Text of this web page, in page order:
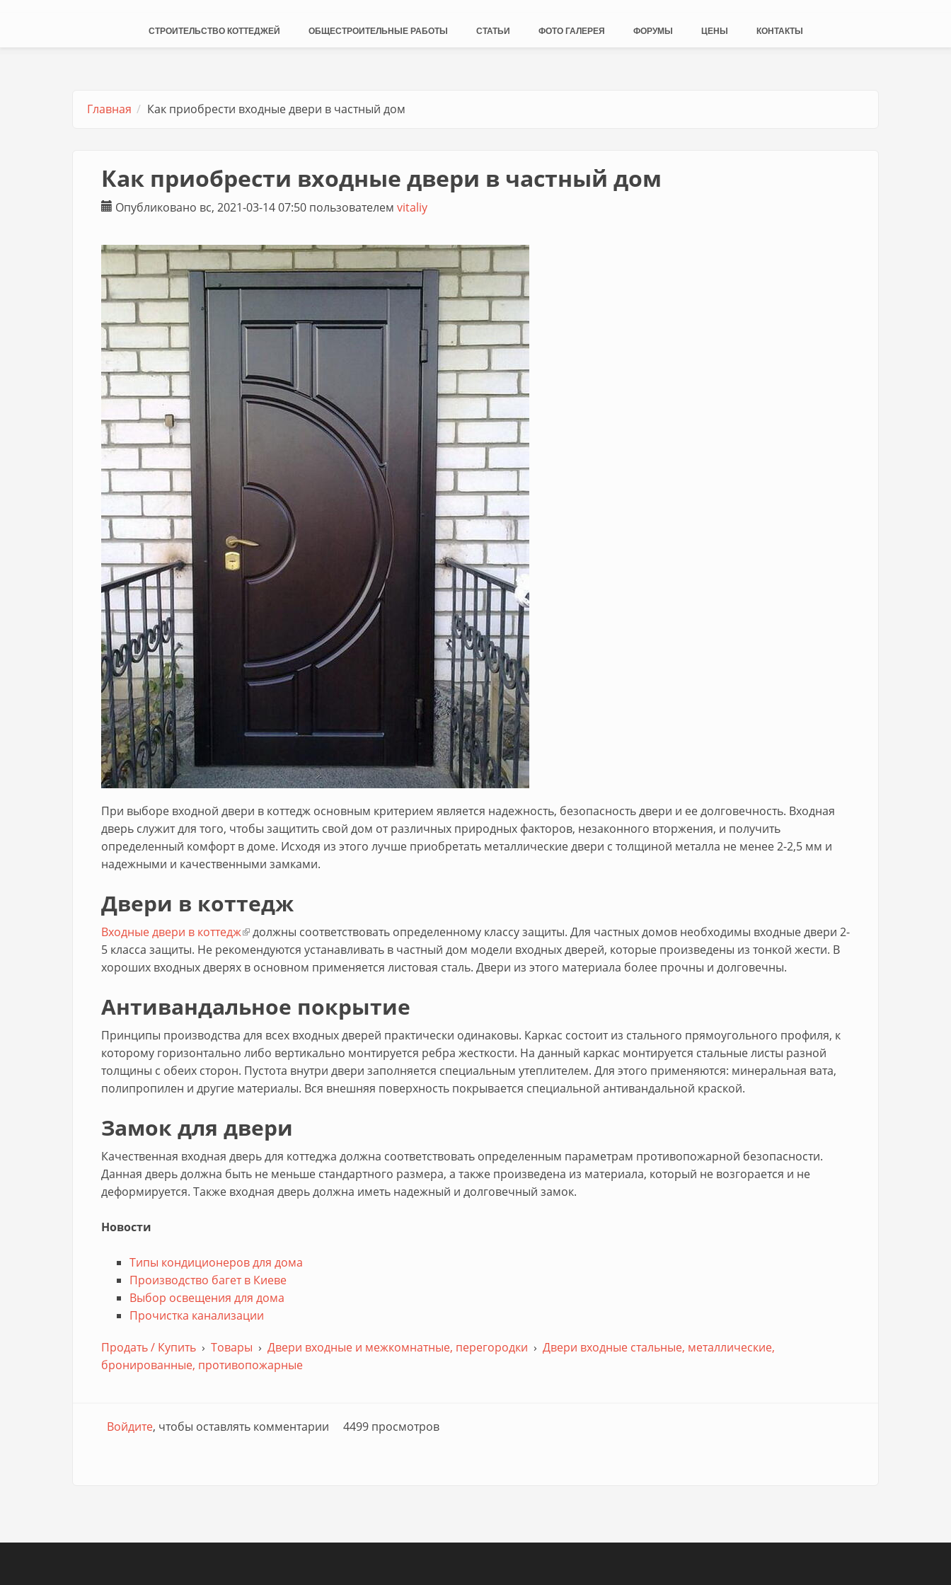
СТРОИТЕЛЬСТВО КОТТЕДЖЕЙ ОБЩЕСТРОИТЕЛЬНЫЕ РАБОТЫ СТАТЬИ ФОТО ГАЛЕРЕЯ ФОРУМЫ ЦЕНЫ КОНТАКТЫ
Главная Как приобрести входные двери в частный дом
Как приобрести входные двери в частный дом
Опубликовано вс, 2021-03-14 07:50 пользователем vitaliy
При выборе входной двери в коттедж основным критерием является надежность, безопасность двери и ее долговечность. Входная
дверь служит для того, чтобы защитить свой дом от различных природных факторов, незаконного вторжения, и получить
определенный комфорт в доме. Исходя из этого лучше приобретать металлические двери с толщиной металла не менее 2-2,5 мм и
надежными и качественными замками.
Двери в коттедж
Входные двери в коттедж(внешняя ссылка)
должны соответствовать определенному классу защиты. Для частных домов необходимы входные двери 2-
5 класса защиты. Не рекомендуются устанавливать в частный дом модели входных дверей, которые произведены из тонкой жести. В
хороших входных дверях в основном применяется листовая сталь. Двери из этого материала более прочны и долговечны.
Антивандальное покрытие
Принципы производства для всех входных дверей практически одинаковы. Каркас состоит из стального прямоугольного профиля, к
которому горизонтально либо вертикально монтируется ребра жесткости. На данный каркас монтируется стальные листы разной
толщины с обеих сторон. Пустота внутри двери заполняется специальным утеплителем. Для этого применяются: минеральная вата,
полипропилен и другие материалы. Вся внешняя поверхность покрывается специальной антивандальной краской.
Замок для двери
Качественная входная дверь для коттеджа должна соответствовать определенным параметрам противопожарной безопасности.
Данная дверь должна быть не меньше стандартного размера, а также произведена из материала, который не возгорается и не
деформируется. Также входная дверь должна иметь надежный и долговечный замок.
Новости
Типы кондиционеров для дома
Производство багет в Киеве
Выбор освещения для дома
Прочистка канализации
Продать / Купить › Товары › Двери входные и межкомнатные, перегородки › Двери входные стальные, металлические,
бронированные, противопожарные
Войдите, чтобы оставлять комментарии 4499 просмотров